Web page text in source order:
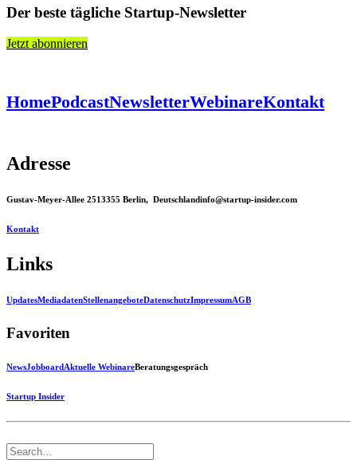
Der beste tägliche Startup-Newsletter
Jetzt abonnieren
HomePodcastNewsletterWebinareKontakt
Adresse
Gustav-Meyer-Allee 2513355 Berlin, Deutschlandinfo@startup-insider.com
Kontakt
Links
UpdatesMediadatenStellenangeboteDatenschutzImpressumAGB
Favoriten
NewsJobboardAktuelle WebinareBeratungsgespräch
Startup Insider